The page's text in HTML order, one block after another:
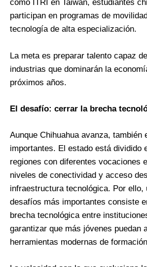
como ITRI en Taiwán, estudiantes
participan en programas de
tecnología de alta especialización.
La meta es preparar talento capaz
industrias que dominarán la
próximos años.
El desafío: cerrar la brecha
Aunque Chihuahua avanza, también
importantes. El estado está dividido
regiones con diferentes vocaciones
niveles de conectividad y acceso
infraestructura tecnológica. Por ello,
desafíos más importantes consiste
brecha tecnológica entre
garantizar que más jóvenes puedan
herramientas modernas de